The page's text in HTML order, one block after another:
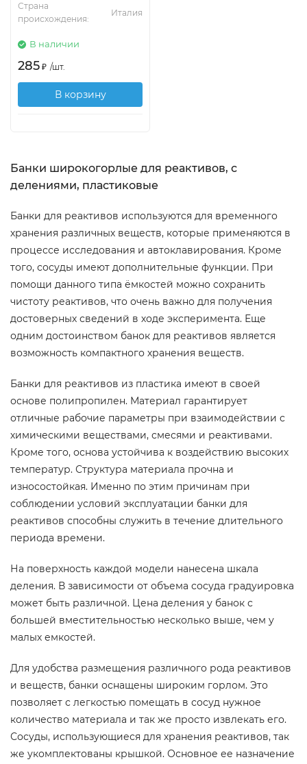
Страна
происхождения:
Италия
В наличии
285 ₽ /шт.
В корзину
Банки широкогорлые для реактивов, с
делениями, пластиковые
Банки для реактивов используются для временного
хранения различных веществ, которые применяются в
процессе исследования и автоклавирования. Кроме
того, сосуды имеют дополнительные функции. При
помощи данного типа ёмкостей можно сохранить
чистоту реактивов, что очень важно для получения
достоверных сведений в ходе эксперимента. Еще
одним достоинством банок для реактивов является
возможность компактного хранения веществ.
Банки для реактивов из пластика имеют в своей
основе полипропилен. Материал гарантирует
отличные рабочие параметры при взаимодействии с
химическими веществами, смесями и реактивами.
Кроме того, основа устойчива к воздействию высоких
температур. Структура материала прочна и
износостойкая. Именно по этим причинам при
соблюдении условий эксплуатации банки для
реактивов способны служить в течение длительного
периода времени.
На поверхность каждой модели нанесена шкала
деления. В зависимости от объема сосуда градуировка
может быть различной. Цена деления у банок с
большей вместительностью несколько выше, чем у
малых емкостей.
Для удобства размещения различного рода реактивов
и веществ, банки оснащены широким горлом. Это
позволяет с легкостью помещать в сосуд нужное
количество материала и так же просто извлекать его.
Сосуды, использующиеся для хранения реактивов, так
же укомплектованы крышкой. Основное ее назначение